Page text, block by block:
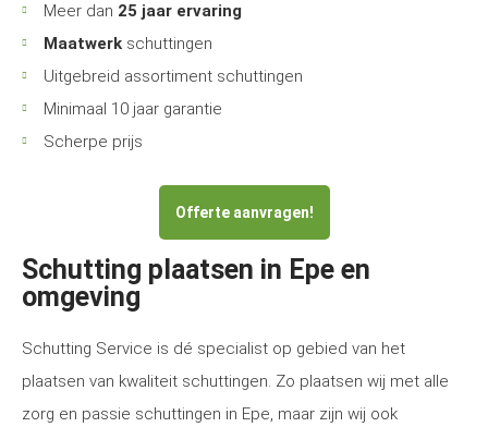
Meer dan 25 jaar ervaring
Maatwerk schuttingen
Uitgebreid assortiment schuttingen
Minimaal 10 jaar garantie
Scherpe prijs
Offerte aanvragen!
Schutting plaatsen in Epe en
omgeving
Schutting Service is dé specialist op gebied van het
plaatsen van kwaliteit schuttingen. Zo plaatsen wij met alle
zorg en passie schuttingen in Epe, maar zijn wij ook